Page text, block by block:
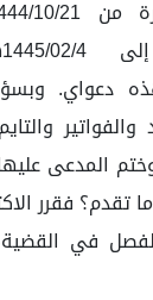
20م، هذه دعواي.
والفواتير
المدعى
فقرر
في